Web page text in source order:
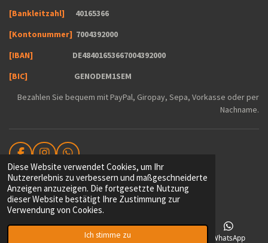
Diese Website verwendet Cookies, um Ihr
Nutzererlebnis zu verbessern und maßgeschneiderte
Anzeigen anzuzeigen. Die fortgesetzte Nutzung
dieser Website bestätigt Ihre Zustimmung zur
Verwendung von Cookies.
Ich stimme zu
[Bankleitzahl] 40165366
[Kontonummer] 7004392000
[IBAN] DE48401653667004392000
[BIC] GENODEM1SEM
Bezahlen Sie bequem mit PayPal, Giropay, Sepa, Vorkasse oder per
Nachname.
F
a
c
e
b
o
o
I
n
s
t
a
g
r
W
h
a
t
s
A
p
© 2020 B&K
Mit Unterstützung von Webador
Telefon WhatsApp